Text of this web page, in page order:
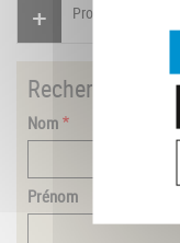
Proposer un
Rechercher
Nom
Prénom